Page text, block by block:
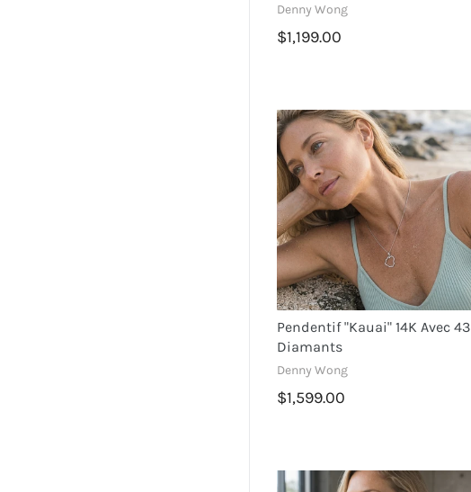
Denny Wong
$1,199.00
Pendentif "kauai" 14K Avec 43
Diamants
Denny Wong
$1,599.00